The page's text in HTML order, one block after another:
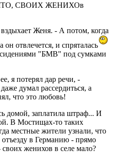
СВОИХ ЖЕНИХОв
Женя. - А потом, когда
отвлечется, и спряталась
"БМВ" под сумками
я потерял дар речи, -
думал рассердиться, а
что это любовь!
домой, заплатила штраф... И
В Мостищах-то таких
местные жители узнали, что
отъезду в Германию - прямо
женихов в селе мало?